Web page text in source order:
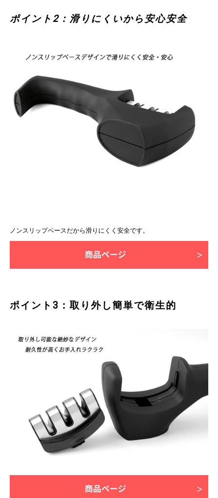
ポイント2：滑りにくいから安心安全
ノンスリップベースだから滑りにくく安全です。
ポイント3：取り外し簡単で衛生的